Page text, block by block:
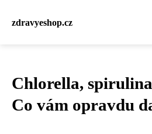
zdravyeshop.cz
Chlorella,
Co vám opravdu